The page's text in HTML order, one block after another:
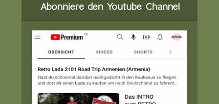
Abonniere den Youtube Channel